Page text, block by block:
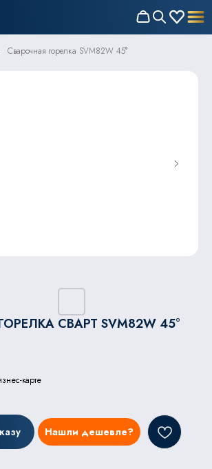
Сварочная горелка SVM82W 45°
СВАРТ SVM82W 45°
карте
Нашли дешевле?